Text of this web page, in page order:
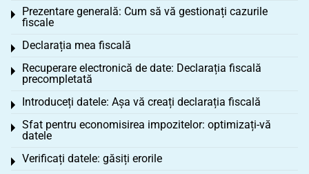
Prezentare generală: Cum să vă gestionați cazurile
fiscale
Toggle menu
Declarația mea fiscală
Toggle menu
Recuperare electronică de date: Declarația fiscală
precompletată
Toggle menu
Introduceți datele: Așa vă creați declarația fiscală
Toggle menu
Sfat pentru economisirea impozitelor: optimizați-vă
datele
Toggle menu
Verificați datele: găsiți erorile
Toggle menu